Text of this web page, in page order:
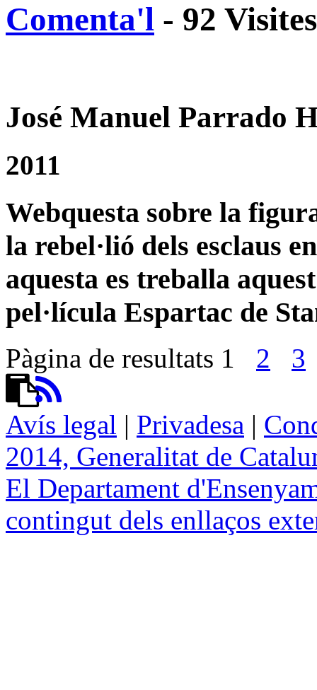
Comenta'l - 92
José Manuel Parrado
2011
Webquesta sobre la
la rebel·lió dels esclaus
aquesta es treballa
pel·lícula Espartac de
Pàgina de resultats 1 2 3
Avís legal | Privadesa |
2014, Generalitat de
El Departament
contingut dels enllaços